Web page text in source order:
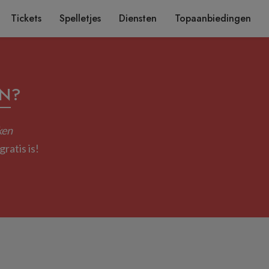
Tickets Spelletjes Diensten Topaanbiedingen
?
is!